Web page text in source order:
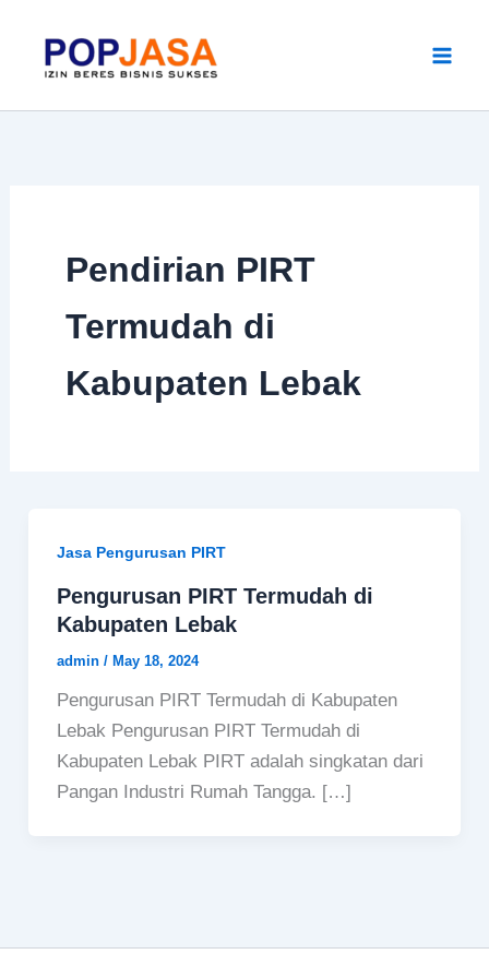
content
Pendirian PIRT
Termudah di
Kabupaten Lebak
Jasa Pengurusan PIRT
Pengurusan PIRT Termudah di
Kabupaten Lebak
admin / May 18, 2024
Pengurusan PIRT Termudah di Kabupaten
Lebak Pengurusan PIRT Termudah di
Kabupaten Lebak PIRT adalah singkatan dari
Pangan Industri Rumah Tangga. […]